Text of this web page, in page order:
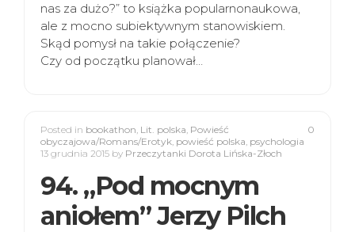
nas za dużo?” to książka popularnonaukowa,
ale z mocno subiektywnym stanowiskiem.
Skąd pomysł na takie połączenie?
Czy od początku planował…
0
Posted in bookathon, Lit. polska, Powieść
obyczajowa/Romans/Erotyk, powieść polska, psychologia
13 grudnia 2015 by Przeczytanki Dorota Lińska-Złoch
94. „Pod mocnym
aniołem” Jerzy Pilch